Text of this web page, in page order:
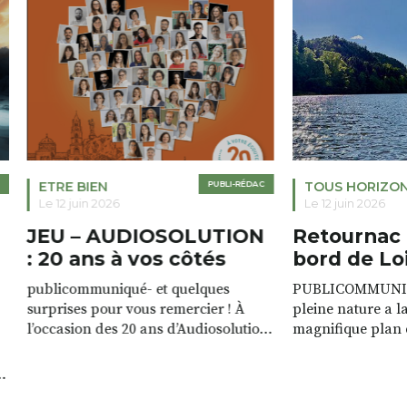
PUBLI-RÉDAC
ETRE BIEN
Le 12 juin 2026
JEU – AUDIOSOLUTION
: 20 ans à vos côtés
publicommuniqué- et quelques
surprises pour vous remercier ! À
l’occasion des 20 ans d’Audiosolution,
TOUS
Le 12 juin 2026
Retournac
bord de
pleine nature a
magnifique plan